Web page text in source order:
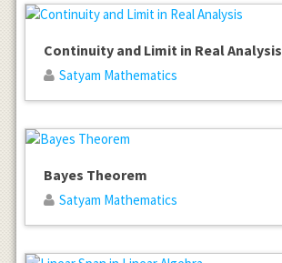
Continuity and Limit in Real Analysis
Satyam Mathematics
Bayes Theorem
Satyam Mathematics